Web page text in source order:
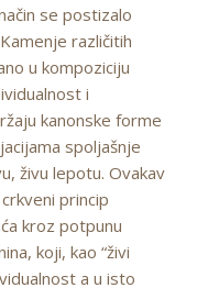
se postizalo
različitih
u kompoziciju
i
kanonske forme
spoljašnje
živu lepotu. Ovakav
princip
kroz potpunu
koji, kao “živi
a u isto